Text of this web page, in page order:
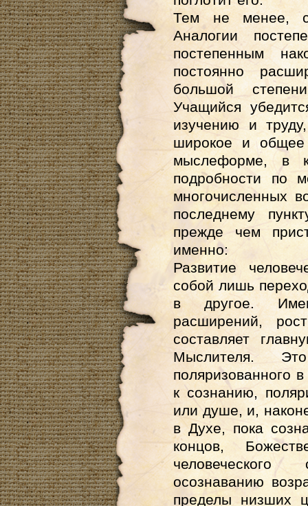
Тем не менее, с
Аналогии
постепенным
постоянно
большой
Учащийся
изучению и
широкое и общее
мыслеформе, в
подробности по
многочисленных
последнему
прежде чем
именно:
Развитие
собой лишь
в другое.
расширений,
составляет
Мыслителя.
поляризованного
к сознанию,
или душе, и,
в Духе, пока
концов,
осознаванию
пределы низших